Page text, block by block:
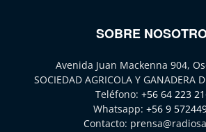
SOBRE
Avenida Juan Mackenna 904,
SOCIEDAD AGRICOLA Y GANADERA
Teléfono: +56 64 223
Whatsapp: +56 9
Contacto: